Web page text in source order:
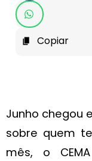
Copiar
Junho chegou
sobre quem
mês, o